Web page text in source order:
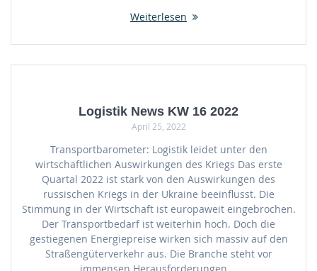
Weiterlesen
Logistik News KW 16 2022
April 25, 2022
Transportbarometer: Logistik leidet unter den
wirtschaftlichen Auswirkungen des Kriegs Das erste
Quartal 2022 ist stark von den Auswirkungen des
russischen Kriegs in der Ukraine beeinflusst. Die
Stimmung in der Wirtschaft ist europaweit eingebrochen.
Der Transportbedarf ist weiterhin hoch. Doch die
gestiegenen Energiepreise wirken sich massiv auf den
Straßengüterverkehr aus. Die Branche steht vor